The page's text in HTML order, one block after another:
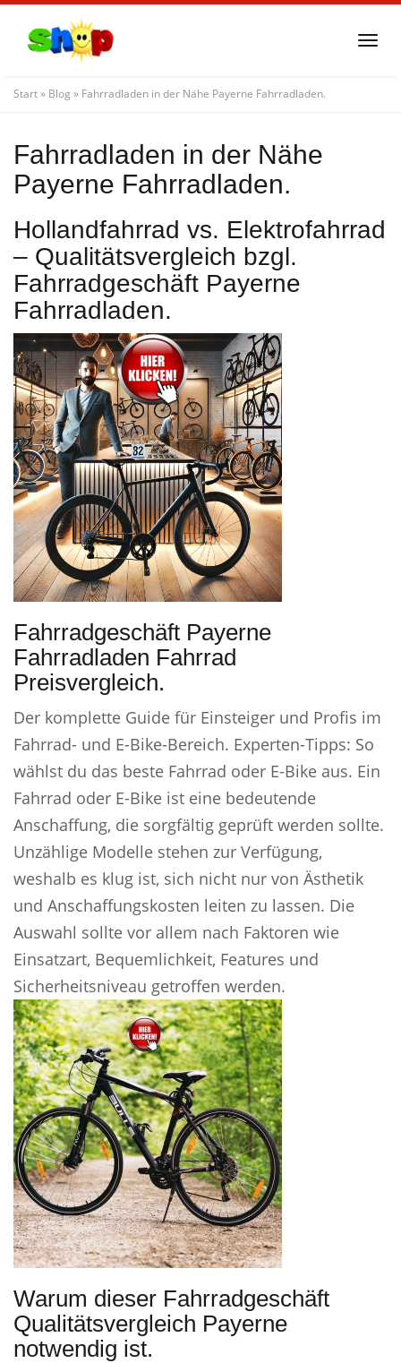
content
Start» Blog » Fahrradladen in der Nähe Payerne Fahrradladen.
Fahrradladen in der Nähe
Payerne Fahrradladen.
Hollandfahrrad vs. Elektrofahrrad
– Qualitätsvergleich bzgl.
Fahrradgeschäft Payerne
Fahrradladen.
Fahrradgeschäft Payerne
Fahrradladen Fahrrad
Preisvergleich.
Der komplette Guide für Einsteiger und Profis im
Fahrrad- und E-Bike-Bereich. Experten-Tipps: So
wählst du das beste Fahrrad oder E-Bike aus. Ein
Fahrrad oder E-Bike ist eine bedeutende
Anschaffung, die sorgfältig geprüft werden sollte.
Unzählige Modelle stehen zur Verfügung,
weshalb es klug ist, sich nicht nur von Ästhetik
und Anschaffungskosten leiten zu lassen. Die
Auswahl sollte vor allem nach Faktoren wie
Einsatzart, Bequemlichkeit, Features und
Sicherheitsniveau getroffen werden.
Warum dieser Fahrradgeschäft
Qualitätsvergleich Payerne
notwendig ist.